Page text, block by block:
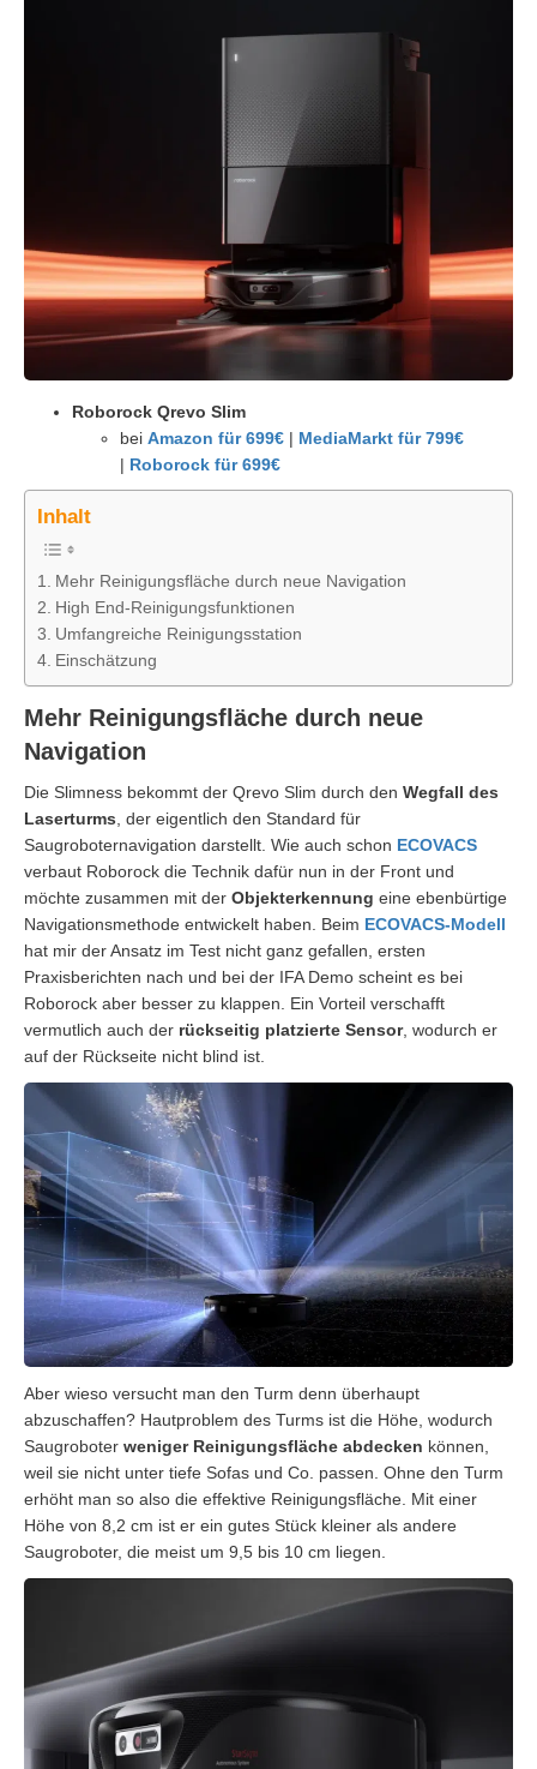
Roborock Qrevo Slim
bei Amazon für 699€ | MediaMarkt für 799€
| Roborock für 699€
Inhalt
Mehr Reinigungsfläche durch neue Navigation
High End-Reinigungsfunktionen
Umfangreiche Reinigungsstation
Einschätzung
Mehr Reinigungsfläche durch neue
Navigation
Die Slimness bekommt der Qrevo Slim durch den Wegfall des
Laserturms , der eigentlich den Standard für
Saugroboternavigation darstellt. Wie auch schon ECOVACS
verbaut Roborock die Technik dafür nun in der Front und
möchte zusammen mit der Objekterkennung eine ebenbürtige
Navigationsmethode entwickelt haben. Beim ECOVACS-Modell
hat mir der Ansatz im Test nicht ganz gefallen, ersten
Praxisberichten nach und bei der IFA Demo scheint es bei
Roborock aber besser zu klappen. Ein Vorteil verschafft
vermutlich auch der rückseitig platzierte Sensor, wodurch er
auf der Rückseite nicht blind ist.
Aber wieso versucht man den Turm denn überhaupt
abzuschaffen? Hautproblem des Turms ist die Höhe, wodurch
Saugroboter weniger Reinigungsfläche abdecken können,
weil sie nicht unter tiefe Sofas und Co. passen. Ohne den Turm
erhöht man so also die effektive Reinigungsfläche. Mit einer
Höhe von 8,2 cm ist er ein gutes Stück kleiner als andere
Saugroboter, die meist um 9,5 bis 10 cm liegen.